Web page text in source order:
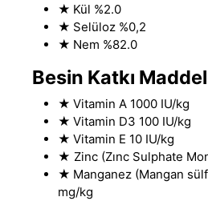
★ Kül %2.0
★ Selüloz %0,2
★ Nem %82.0
Besin Katkı
★ Vitamin A 1000 IU/kg
★ Vitamin D3 100 IU/kg
★ Vitamin E 10 IU/kg
★ Zinc (Zınc Sulphate
★ Manganez (Mangan
mg/kg